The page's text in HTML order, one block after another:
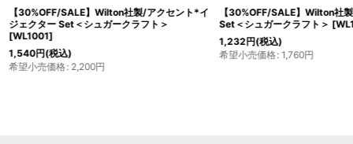
【30%OFF/SALE】Wilton社製/アクセント*イ
ジェクター Set＜シュガークラフト＞
[WL1001]
1,540円(税込)
希望小売価格: 2,200円
【30%OFF/SALE】Wilton社
Set＜シュガークラフト＞ [
1,232円(税込)
希望小売価格: 1,760円